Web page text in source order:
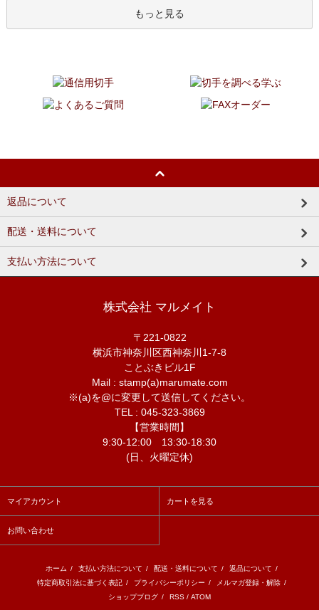
もっと見る
返品について
配送・送料について
支払い方法について
株式会社 マルメイト
〒221-0822
横浜市神奈川区西神奈川1-7-8
ことぶきビル1F
Mail : stamp(a)marumate.com
※(a)を@に変更して送信してください。
TEL : 045-323-3869
【営業時間】
9:30-12:00 13:30-18:30
(日、火曜定休)
マイアカウント カートを見る
お問い合わせ
ホーム / 支払い方法について / 配送・送料について / 返品について /
特定商取引法に基づく表記 / プライバシーポリシー / メルマガ登録・解除 /
ショップブログ / RSS / ATOM